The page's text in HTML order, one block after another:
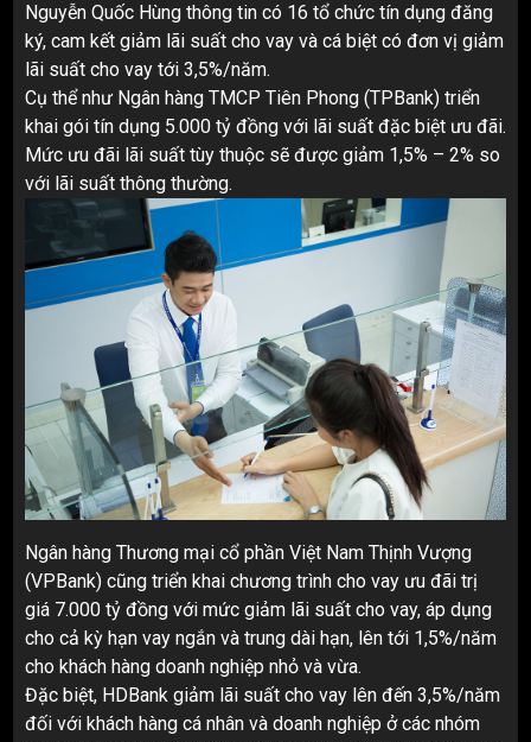
Nguyễn Quốc Hùng thông tin có 16 tổ chức tín dụng đăng
ký, cam kết giảm lãi suất cho vay và cá biệt có đơn vị giảm
lãi suất cho vay tới 3,5%/năm.
Cụ thể như Ngân hàng TMCP Tiên Phong (TPBank) triển
khai gói tín dụng 5.000 tỷ đồng với lãi suất đặc biệt ưu đãi.
Mức ưu đãi lãi suất tùy thuộc sẽ được giảm 1,5% – 2% so
với lãi suất thông thường.
Ngân hàng Thương mại cổ phần Việt Nam Thịnh Vượng
(VPBank) cũng triển khai chương trình cho vay ưu đãi trị
giá 7.000 tỷ đồng với mức giảm lãi suất cho vay, áp dụng
cho cả kỳ hạn vay ngắn và trung dài hạn, lên tới 1,5%/năm
cho khách hàng doanh nghiệp nhỏ và vừa.
Đặc biệt, HDBank giảm lãi suất cho vay lên đến 3,5%/năm
đối với khách hàng cá nhân và doanh nghiệp ở các nhóm